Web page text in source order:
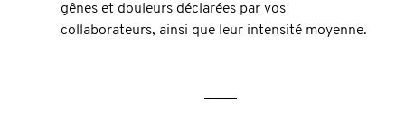
gênes et douleurs déclarées par vos
collaborateurs, ainsi que leur intensité moyenne.